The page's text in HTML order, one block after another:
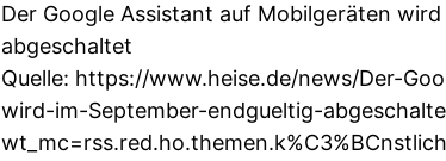
Der Google Assistant auf Mobilgeräten
abgeschaltet
Quelle: https://www.heise.de/news/Der-
wird-im-September-endgueltig-